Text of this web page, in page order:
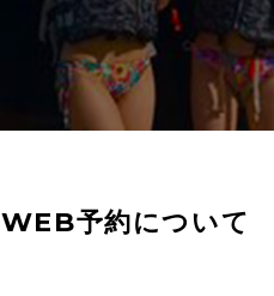
WEB予約について